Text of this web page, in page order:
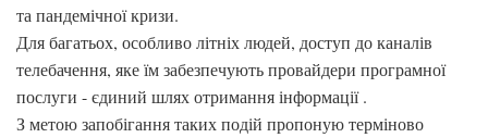
та пандемічної кризи.
Для багатьох, особливо літніх людей, доступ до каналів
телебачення, яке їм забезпечують провайдери програмної
послуги - єдиний шлях отримання інформації .
З метою запобігання таких подій пропоную терміново